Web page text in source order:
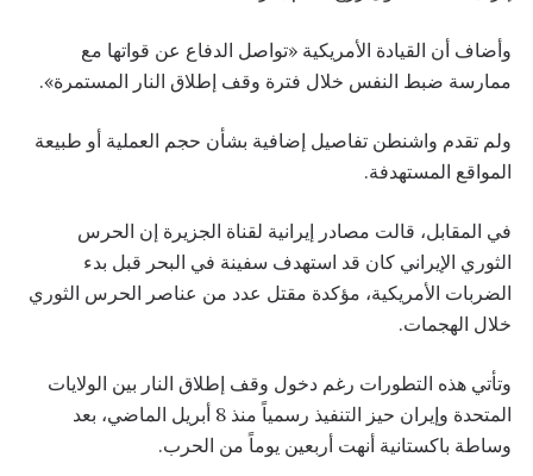
وأضاف أن القيادة الأمريكية «تواصل الدفاع عن قواتها مع
ممارسة ضبط النفس خلال فترة وقف إطلاق النار المستمرة».
ولم تقدم واشنطن تفاصيل إضافية بشأن حجم العملية أو طبيعة
المواقع المستهدفة.
في المقابل، قالت مصادر إيرانية لقناة الجزيرة إن الحرس
الثوري الإيراني كان قد استهدف سفينة في البحر قبل بدء
الضربات الأمريكية، مؤكدة مقتل عدد من عناصر الحرس الثوري
خلال الهجمات.
وتأتي هذه التطورات رغم دخول وقف إطلاق النار بين الولايات
المتحدة وإيران حيز التنفيذ رسمياً منذ 8 أبريل الماضي، بعد
وساطة باكستانية أنهت أربعين يوماً من الحرب.